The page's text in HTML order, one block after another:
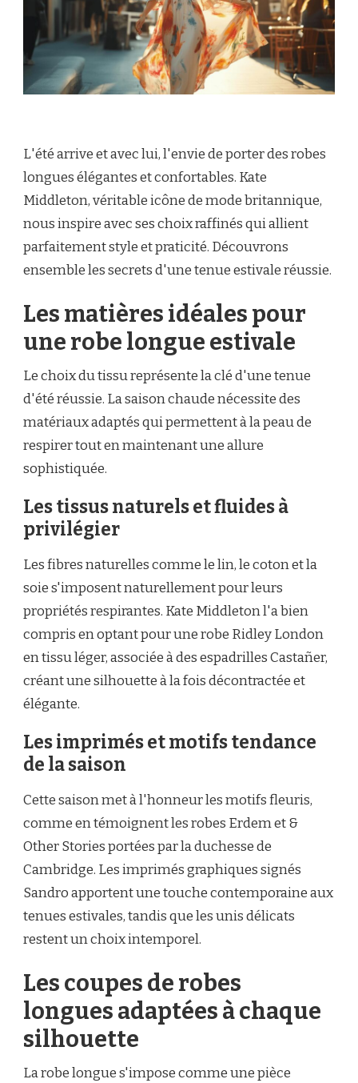
L'été arrive et avec lui, l'envie de porter des robes
longues élégantes et confortables. Kate
Middleton, véritable icône de mode britannique,
nous inspire avec ses choix raffinés qui allient
parfaitement style et praticité. Découvrons
ensemble les secrets d'une tenue estivale réussie.
Les matières idéales pour
une robe longue estivale
Le choix du tissu représente la clé d'une tenue
d'été réussie. La saison chaude nécessite des
matériaux adaptés qui permettent à la peau de
respirer tout en maintenant une allure
sophistiquée.
Les tissus naturels et fluides à
privilégier
Les fibres naturelles comme le lin, le coton et la
soie s'imposent naturellement pour leurs
propriétés respirantes. Kate Middleton l'a bien
compris en optant pour une robe Ridley London
en tissu léger, associée à des espadrilles Castañer,
créant une silhouette à la fois décontractée et
élégante.
Les imprimés et motifs tendance
de la saison
Cette saison met à l'honneur les motifs fleuris,
comme en témoignent les robes Erdem et &
Other Stories portées par la duchesse de
Cambridge. Les imprimés graphiques signés
Sandro apportent une touche contemporaine aux
tenues estivales, tandis que les unis délicats
restent un choix intemporel.
Les coupes de robes
longues adaptées à chaque
silhouette
La robe longue s'impose comme une pièce